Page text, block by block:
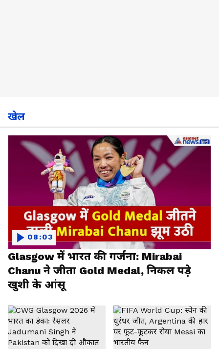
खेल
Glasgow में भारत की गर्जना: Mirabai
Chanu ने जीता Gold Medal, निकल पड़े
खुशी के आंसू
08:03